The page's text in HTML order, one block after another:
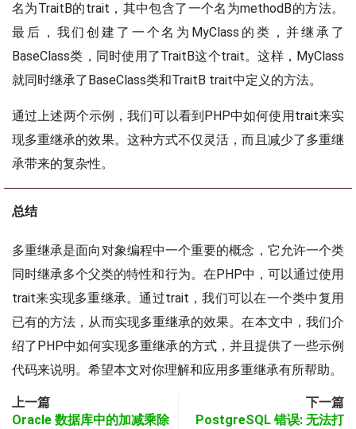
名为TraitB的trait，其中包含了一个名为methodB的方法。
最后，我们创建了一个名为MyClass的类，并继承了
BaseClass类，同时使用了TraitB这个trait。这样，MyClass
就同时继承了BaseClass类和TraitB trait中定义的方法。
通过上述两个示例，我们可以看到PHP中如何使用trait来实
现多重继承的效果。这种方式不仅灵活，而且减少了多重继
承带来的复杂性。
总结
多重继承是面向对象编程中一个重要的概念，它允许一个类
同时继承多个父类的特性和行为。在PHP中，可以通过使用
trait来实现多重继承。通过trait，我们可以在一个类中复用
已有的方法，从而实现多重继承的效果。在本文中，我们介
绍了PHP中如何实现多重继承的方式，并且提供了一些示例
代码来说明。希望本文对你理解和应用多重继承有所帮助。
上一篇
Oracle 数据库中的加减乘除
下一篇
PostgreSQL 错误: 无法打